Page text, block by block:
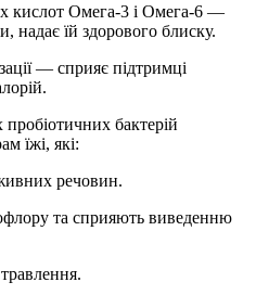
кислот Омега-3 і Омега-6 —
надає їй здорового блиску.
— сприяє підтримці
бактерій
їжі, які:
речовин.
та сприяють виведенню